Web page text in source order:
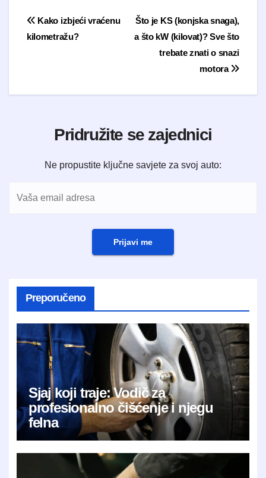
Navigacija objavaŠto je KS (konjska snaga),
a što kW (kilovat)? Sve što
trebate znati o snazi
motora
Kako izbjeći vraćenu
kilometražu?
Pridružite se zajednici
Ne propustite ključne savjete za svoj auto:
Prijavi me
Preporučeno
Sjaj koji traje: Vodič za
profesionalno čišćenje i njegu
felna